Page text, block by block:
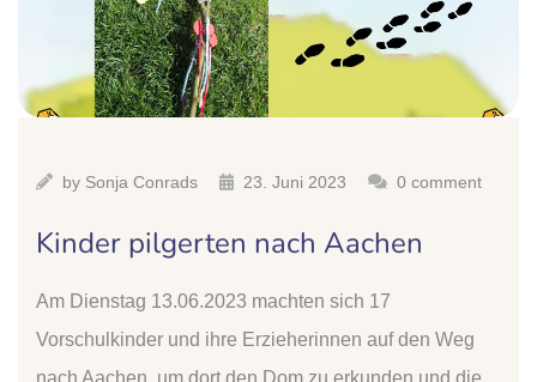
by Sonja Conrads 23. Juni 2023 0 comment
Kinder pilgerten nach Aachen
Am Dienstag 13.06.2023 machten sich 17
Vorschulkinder und ihre Erzieherinnen auf den Weg
nach Aachen, um dort den Dom zu erkunden und die